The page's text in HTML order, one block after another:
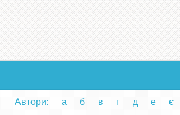
Автори: а б в г д е є